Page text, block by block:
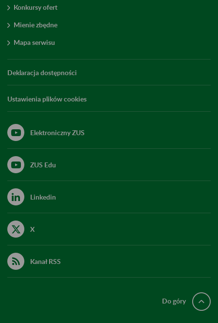
Konkursy ofert
Mienie zbędne
Mapa serwisu
Deklaracja dostępności
Ustawienia plików cookies
Elektroniczny ZUS
ZUS Edu
Linkedin
X
Kanał RSS
Do góry